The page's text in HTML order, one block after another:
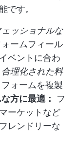
です。
ッショナルな
ォームフィール
ベントに合わ
理化された料
フォームを複製
方に最適：
フ
ーケットなど
レンドリーな